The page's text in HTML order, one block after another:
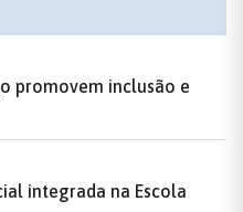
promovem inclusão e
integrada na Escola